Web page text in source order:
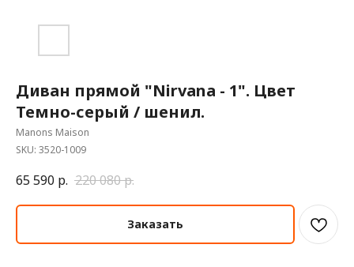
Диван прямой "Nirvana - 1". Цвет
Темно-серый / шенил.
Manons Maison
SKU: 3520-1009
65 590 р. 220 080р.
Заказать